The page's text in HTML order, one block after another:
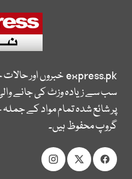
express.pkخبروں اور
سب سے زیادہ وزٹ کی جانے
پر شائع شدہ تمام مواد کے
گروپ محفوظ ہیں۔